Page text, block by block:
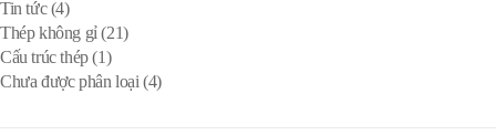
Tin tức(4)
Thép không gỉ(21)
Cấu trúc thép(1)
Chưa được phân loại (4)